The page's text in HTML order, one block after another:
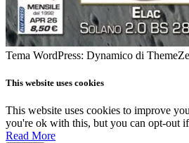
Tema WordPress: Dynamico di
This website uses cookies
This website uses cookies to improve
you're ok with this, but you can opt-out
Read More